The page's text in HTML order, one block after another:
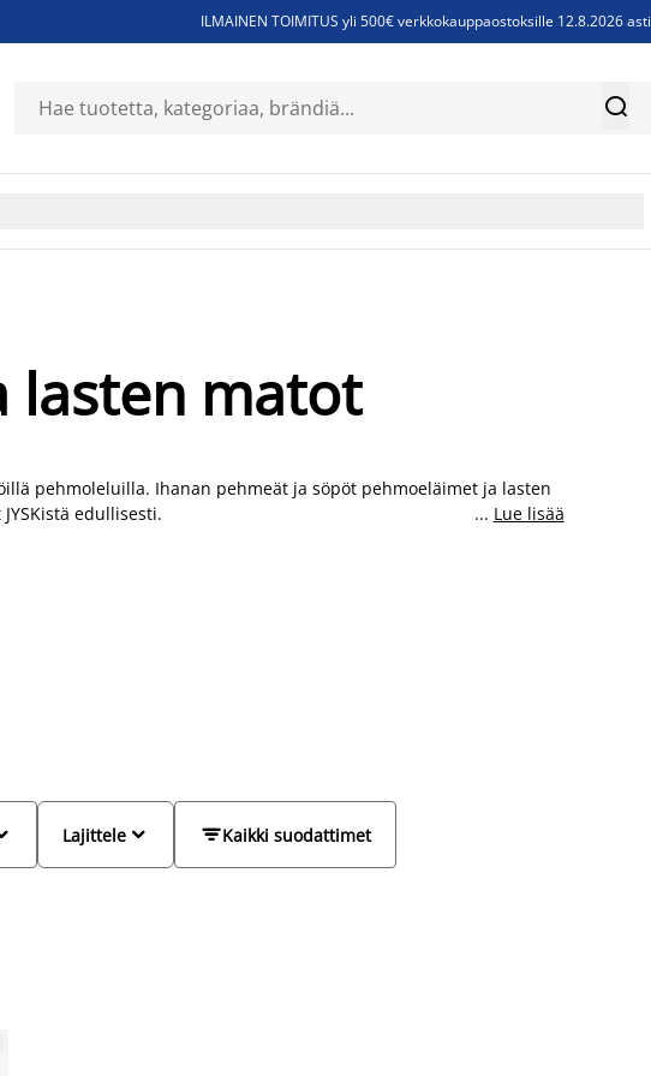
ILMAINEN TOIMITUS yli 500€ verkkokauppaostoksille 12.8.2026 asti
Sijauspatjoja - Säästä jopa 60% 
lasten matot
pehmoleluilla. Ihanan pehmeät ja söpöt pehmoeläimet ja lasten
edullisesti.
... Lue lisää
Kaikki suodattimet

Lajittele